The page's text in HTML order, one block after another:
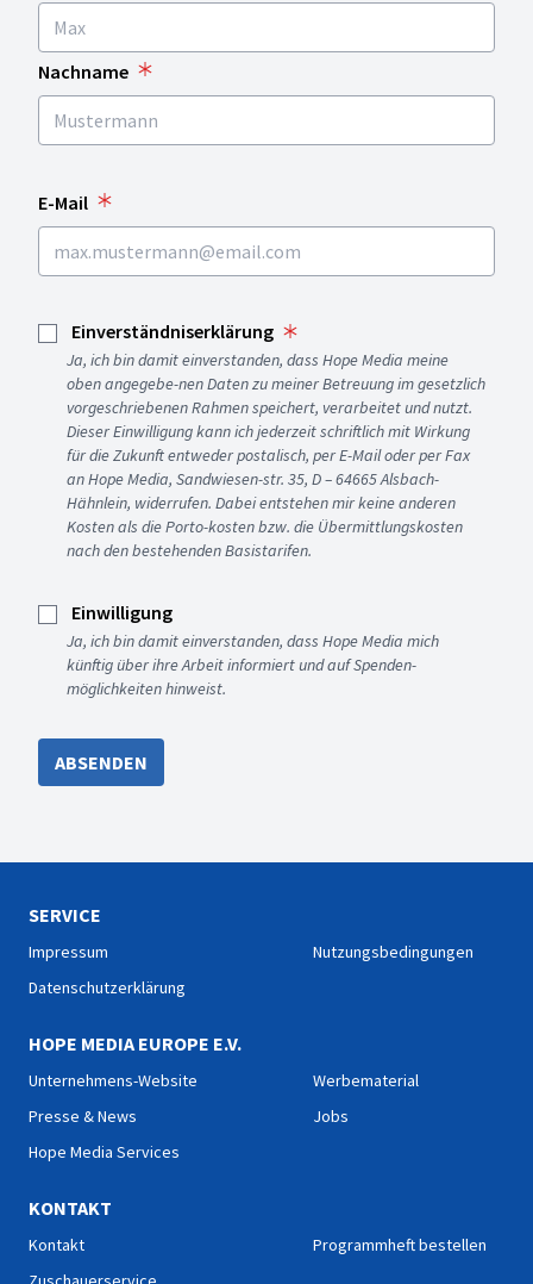
Nachname
E-Mail
Einverständniserklärung
Ja, ich bin damit einverstanden, dass Hope Media meine
oben angegebe-nen Daten zu meiner Betreuung im gesetzlich
vorgeschriebenen Rahmen speichert, verarbeitet und nutzt.
Dieser Einwilligung kann ich jederzeit schriftlich mit Wirkung
für die Zukunft entweder postalisch, per E-Mail oder per Fax
an Hope Media, Sandwiesen-str. 35, D – 64665 Alsbach-
Hähnlein, widerrufen. Dabei entstehen mir keine anderen
Kosten als die Porto-kosten bzw. die Übermittlungskosten
nach den bestehenden Basistarifen.
Einwilligung
Ja, ich bin damit einverstanden, dass Hope Media mich
künftig über ihre Arbeit informiert und auf Spenden-
möglichkeiten hinweist.
ABSENDEN
SERVICE
Impressum
Datenschutzerklärung
Nutzungsbedingungen
HOPE MEDIA EUROPE E.V.
Unternehmens-Website
Presse & News
Hope Media Services
Werbematerial
Jobs
KONTAKT
Kontakt
Programmheft bestellen